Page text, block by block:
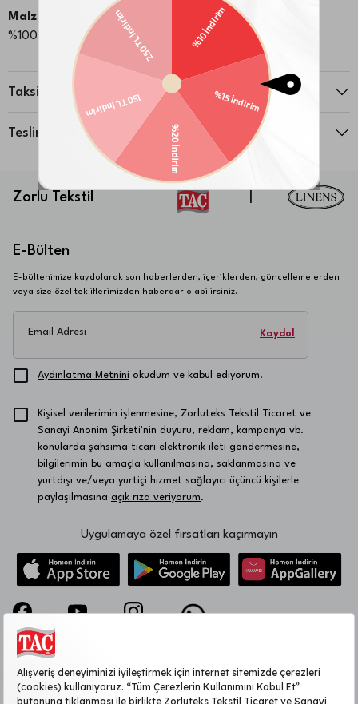
Malzeme:
%100 Pamuk
Taksit Seçenekleri
Teslimat ve İade
Zorlu Tekstil
E-Bülten
E-bültenimize kaydolarak son haberlerden, içeriklerden, güncellemelerden
veya size özel tekliflerimizden haberdar olabilirsiniz.
Email Adresi Kaydol
Aydınlatma Metnini okudum ve kabul ediyorum.
Kişisel verilerimin işlenmesine, Zorluteks Tekstil Ticaret ve
Sanayi Anonim Şirketi'nin duyuru, reklam, kampanya vb.
konularda şahsıma ticari elektronik ileti göndermesine,
bilgilerimin bu amaçla kullanılmasına, saklanmasına ve
yurtdışı ve/veya yurtiçi hizmet sağlayıcı üçüncü kişilerle
paylaşılmasına açık rıza veriyorum.
Uygulamaya özel fırsatları kaçırmayın
KURUMSAL